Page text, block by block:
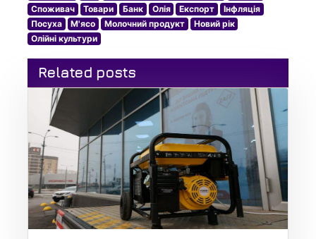
Споживач Товари Банк Олія Експорт
Інфляція
Посуха
М'ясо Молочний продукт
Новий рік
Олійні культури
Related posts